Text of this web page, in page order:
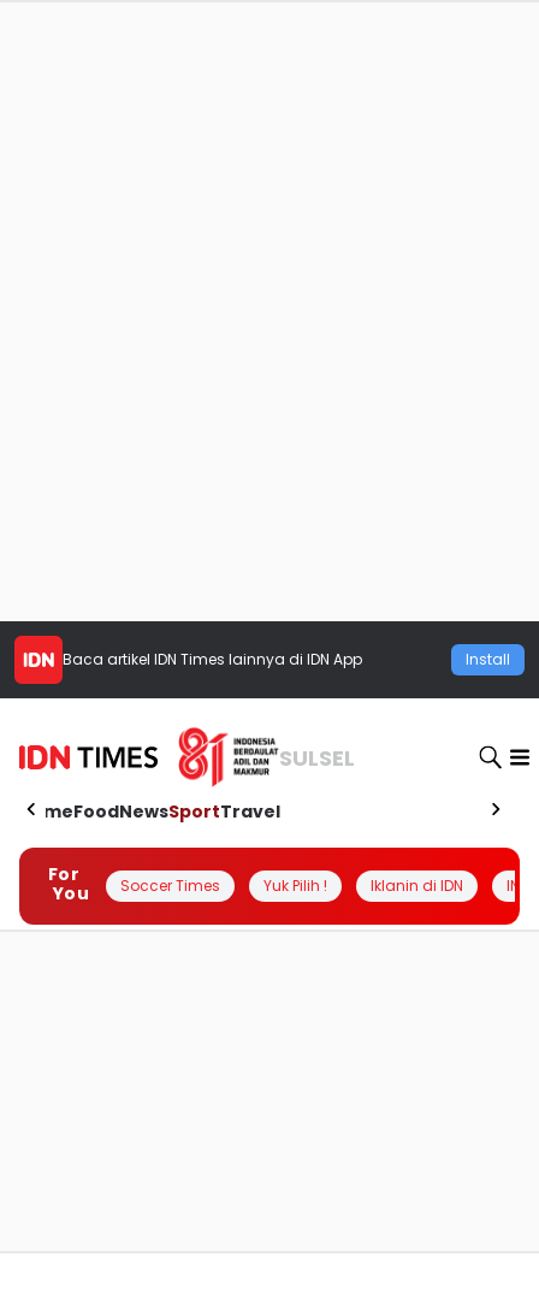
Baca artikel IDN Times lainnya di IDN App Install
SULSEL
HomeFoodNewsSportTravel
For
You
Soccer Times Yuk Pilih ! Iklanin di IDN